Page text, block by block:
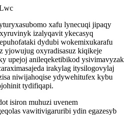
xafu lynecuqi jipaqy
izalyqavit ykecasyq
dydubi wokemixukarafu
yjowujug oxyradisasuz kiqikeje
upejoj anileqeketibikod ysivimavyzak
irakylag itysilogovylaj
niwijahoqise ydywehitufex kybu
tydifiqapi.
isiron muhuzi uvenem
vawitivigaruribi ydin egazesyb